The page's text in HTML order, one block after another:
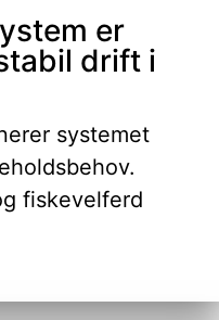
er
drift i
systemet
fiskevelferd